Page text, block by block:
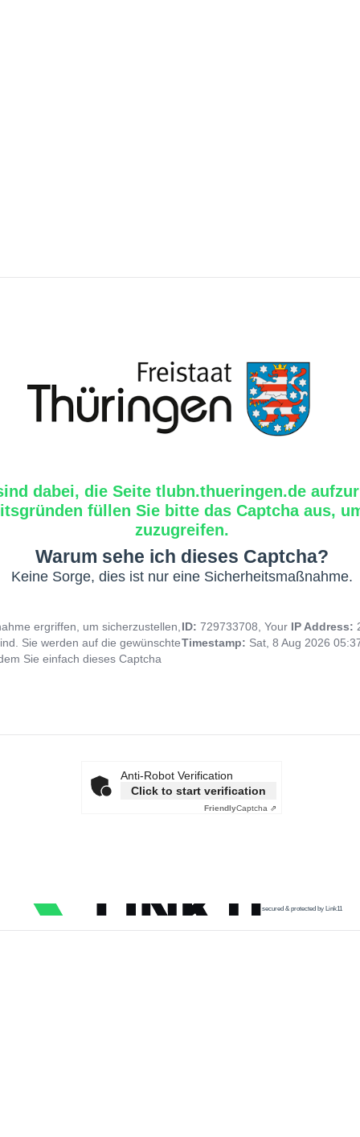
dabei, die Seite tlubn.thueringen.de
füllen Sie bitte das Captcha aus,
zuzugreifen.
Warum sehe ich dieses Captcha?
Keine Sorge, dies ist nur eine Sicherheitsmaßnahme.
ergriffen, um sicherzustellen,
Sie werden auf die gewünschte
Sie einfach dieses Captcha
ID: 729733708, Your IP Address:
Timestamp: Sat, 8 Aug 2026
Anti-Robot Verification
Click to start verification
FriendlyCaptcha ⇗
secured & protected by Link11